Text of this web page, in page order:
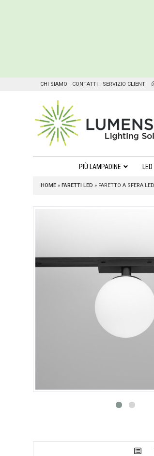
CHI SIAMO CONTATTI SERVIZIO CLIENTI
PIÙ LAMPADINE LED
HOME» FARETTI LED » FARETTO A SFERA